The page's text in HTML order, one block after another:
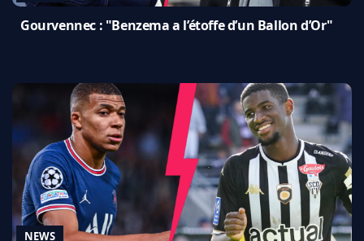
Gourvennec : "Benzema a l’étoffe d’un Ballon d’Or"
NEWS